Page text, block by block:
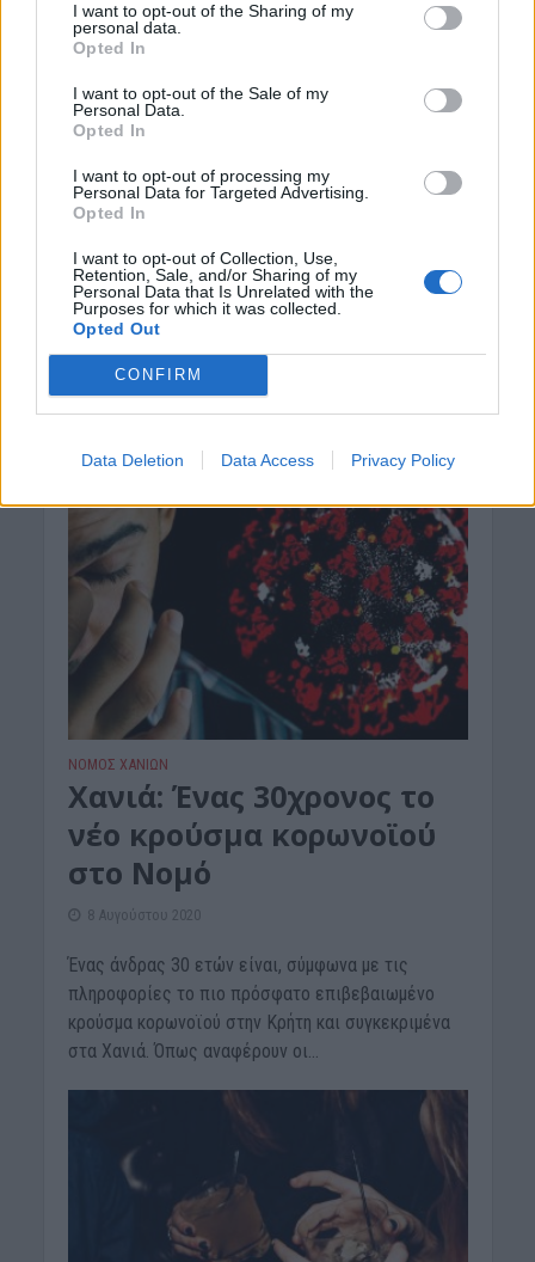
I want to opt-out of the Sharing of my
personal data.
Opted In
I want to opt-out of the Sale of my
Personal Data.
Opted In
I want to opt-out of processing my
Personal Data for Targeted Advertising.
Opted In
I want to opt-out of Collection, Use,
Retention, Sale, and/or Sharing of my
Personal Data that Is Unrelated with the
Purposes for which it was collected.
Opted Out
CONFIRM
Data Deletion Data Access Privacy Policy
Φωτιά κοντά στο
μοναστήρι της Αγίας
Τριάδας στα Χανιά
8 Αυγούστου 2020
Συναγερμός σήμανε στην πυροσβεστική υπηρεσία,
όταν λίγο πριν τις 3 το μεσημέρι, ξέσπασε φωτιά
ΝΟΜΌΣ ΧΑΝΊΩΝ
Χανιά: Ένας 30χρονος το
νέο κρούσμα κορωνοϊού
στο Νομό
8 Αυγούστου 2020
Ένας άνδρας 30 ετών είναι, σύμφωνα με τις
πληροφορίες το πιο πρόσφατο επιβεβαιωμένο
κρούσμα κορωνοϊού στην Κρήτη και συγκεκριμένα
στα Χανιά. Όπως αναφέρουν οι...